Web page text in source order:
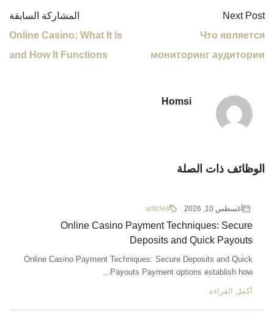
المشاركة السابقة
Online Casino: What It Is
and How It Functions
Next Post
Что является
мониторинг аудитории
Homsi
الوظائف ذات الصلة
أغسطس 10, 2026 articles
Online Casino Payment Techniques: Secure
Deposits and Quick Payouts
Online Casino Payment Techniques: Secure Deposits and Quick
Payouts Payment options establish how...
أكمل القراءة